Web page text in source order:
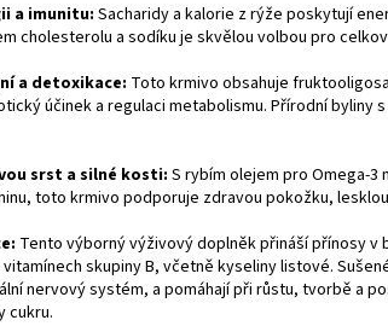
a imunitu:Sacharidy a kalorie z rýže poskytují
cholesterolu a sodíku je skvělou volbou pro
a detoxikace: Toto krmivo obsahuje
účinek a regulaci metabolismu. Přírodní byliny
srst a silné kosti: S rybím olejem pro Omega-3
toto krmivo podporuje zdravou pokožku,
Tento výborný výživový doplněk přináší přínosy v
skupiny B, včetně kyseliny listové.
nervový systém, a pomáhají při růstu, tvorbě a
cukru.